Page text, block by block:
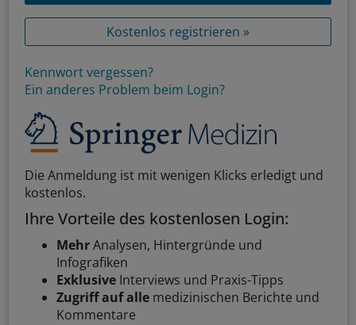
Kostenlos registrieren »
Kennwort vergessen?
Ein anderes Problem beim Login?
Die Anmeldung ist mit wenigen Klicks erledigt und
kostenlos.
Ihre Vorteile des kostenlosen Login:
MehrAnalysen, Hintergründe und
Infografiken
Exklusive Interviews und Praxis-Tipps
Zugriff auf alle medizinischen Berichte und
Kommentare